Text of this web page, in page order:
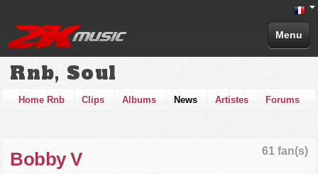
Menu
Rnb, Soul
Home Rnb Clips Albums News Artistes Forums
61 fan(s)
Bobby V